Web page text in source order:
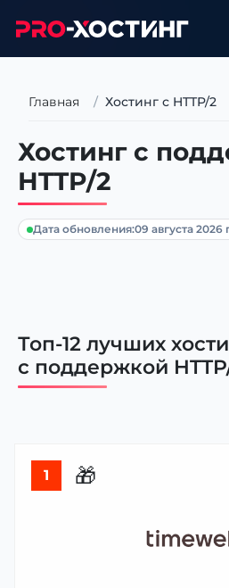
Главная Хостинг с HTTP/2
Хостинг с
HTTP/2
Дата обновления:09 августа 2026
Топ-12 лучших
с поддержкой
1 🎁